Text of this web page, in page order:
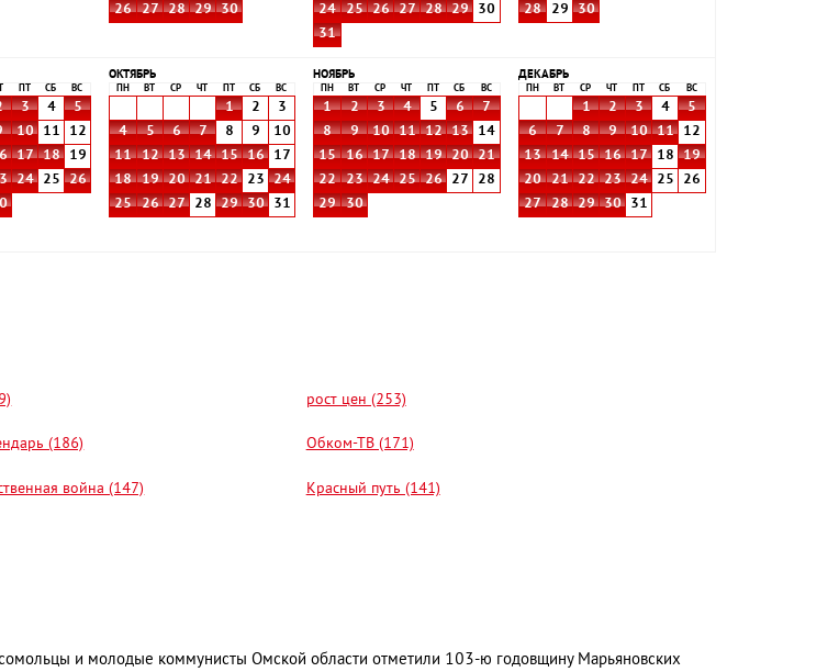
26
27 28 29 30
24
25 26 27 28 29
30
31
28
29 30
СБ ВС
3 4
5
10 11
12
17 18
19
24 25
26
ОКТЯБРЬ
ПН ВТ СР ЧТ СБ ВС
1 2
3
4
5 6 7 8 9
10
11
12 13 14 15 16
17
18
19 20 21 22 23
24
25
26 27 28 29 30 31
НОЯБРЬ
ПН ВТ СР ЧТ СБ ВС
1 2 3 4 5 6
7
8
9 10 11 12 13
14
15
16 17 18 19 20
21
22
23 24 25 26 27
28
29
30
ДЕКАБРЬ
ПН ВТ СР ЧТ СБ ВС
1 2 3 4
5
6
7 8 9 10 11
12
13
14 15 16 17 18
19
20
21 22 23 24 25
26
27
28 29 30 31
рост цен (253)
(186) Обком-ТВ (171)
война (147) Красный путь (141)
и молодые коммунисты Омской области отметили 103-ю годовщину Марьяновских